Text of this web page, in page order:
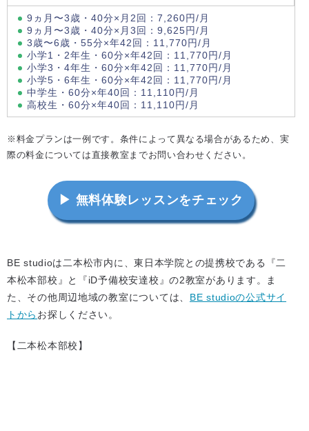
9ヵ月〜3歳・40分×月2回：7,260円/月
9ヵ月〜3歳・40分×月3回：9,625円/月
3歳〜6歳・55分×年42回：11,770円/月
小学1・2年生・60分×年42回：11,770円/月
小学3・4年生・60分×年42回：11,770円/月
小学5・6年生・60分×年42回：11,770円/月
中学生・60分×年40回：11,110円/月
高校生・60分×年40回：11,110円/月
※料金プランは一例です。条件によって異なる場合があるため、実
際の料金については直接教室までお問い合わせください。
▶ 無料体験レッスンをチェック
BE studioは二本松市内に、東日本学院との提携校である『二
本松本部校』と『iD予備校安達校』の2教室があります。ま
た、その他周辺地域の教室については、 BE studioの公式サイ
トから お探しください。
【二本松本部校】